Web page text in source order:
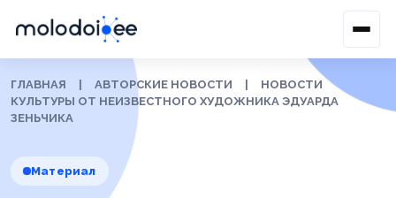
ГЛАВНАЯ АВТОРСКИЕ НОВОСТИ
НОВОСТИ
КУЛЬТУРЫ ОТ НЕИЗВЕСТНОГО ХУДОЖНИКА ЭДУАРДА
ЗЕНЬЧИКА
Материал